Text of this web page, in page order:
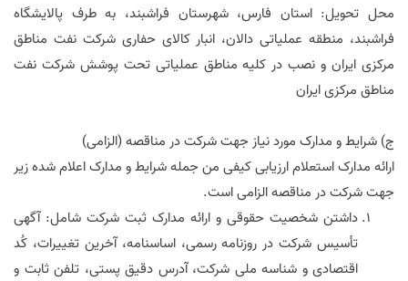
محل تحویل: استان فارس، شهرستان فراشبند، به طرف پالایشگاه
فراشبند، منطقه عملیاتی دالان، انبار کالای حفاری شرکت نفت مناطق
مرکزی ایران و نصب در کلیه مناطق عملیاتی تحت پوشش شرکت نفت
مناطق مرکزی ایران
ج) شرایط و مدارک مورد نیاز جهت شرکت در مناقصه (الزامی)
ارائه مدارک استعلام ارزیابی کیفی من‌ جمله شرایط و مدارک اعلام شده زیر
جهت شرکت در مناقصه الزامی است.
داشتن شخصیت حقوقی و ارائه مدارک ثبت شرکت شامل: آگهی
تأسیس شرکت در روزنامه رسمی، اساسنامه، آخرین تغییرات، کُد
اقتصادی و شناسه ملی شرکت، آدرس دقیق پستی، تلفن ثابت و